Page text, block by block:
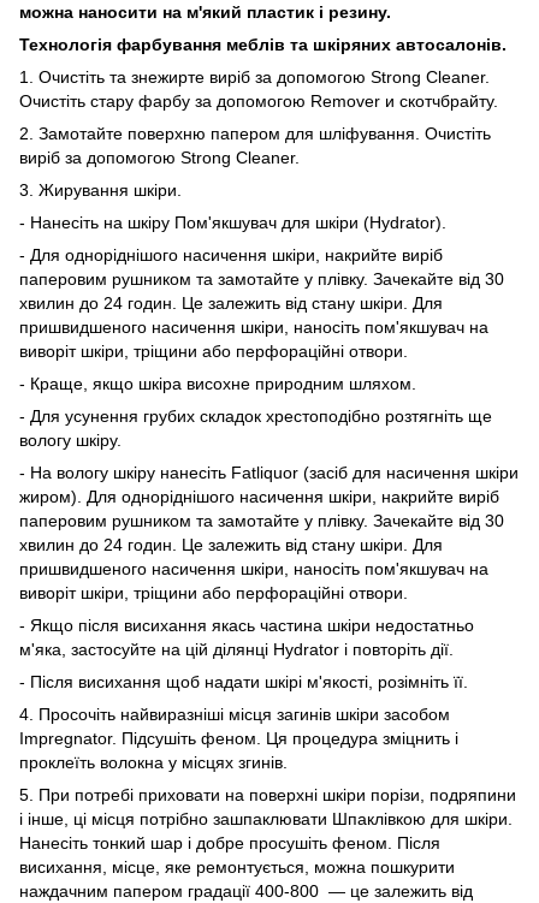
можна наносити на м'який пластик і резину.
Технологія фарбування меблів та шкіряних автосалонів.
1. Очистіть та знежирте виріб за допомогою Strong Cleaner.
Очистіть стару фарбу за допомогою Remover и скотчбрайту.
2. Замотайте поверхню папером для шліфування. Очистіть
виріб за допомогою Strong Cleaner.
3. Жирування шкіри.
- Нанесіть на шкіру Пом'якшувач для шкіри (Hydrator).
- Для одноріднішого насичення шкіри, накрийте виріб
паперовим рушником та замотайте у плівку. Зачекайте від 30
хвилин до 24 годин. Це залежить від стану шкіри. Для
пришвидшеного насичення шкіри, наносіть пом'якшувач на
виворіт шкіри, тріщини або перфораційні отвори.
- Краще, якщо шкіра висохне природним шляхом.
- Для усунення грубих складок хрестоподібно розтягніть ще
вологу шкіру.
- На вологу шкіру нанесіть Fatliquor (засіб для насичення шкіри
жиром). Для одноріднішого насичення шкіри, накрийте виріб
паперовим рушником та замотайте у плівку. Зачекайте від 30
хвилин до 24 годин. Це залежить від стану шкіри. Для
пришвидшеного насичення шкіри, наносіть пом'якшувач на
виворіт шкіри, тріщини або перфораційні отвори.
- Якщо після висихання якась частина шкіри недостатньо
м'яка, застосуйте на цій ділянці Hydrator і повторіть дії.
- Після висихання щоб надати шкірі м'якості, розімніть її.
4. Просочіть найвиразніші місця загинів шкіри засобом
Impregnator. Підсушіть феном. Ця процедура зміцнить і
проклеїть волокна у місцях згинів.
5. При потребі приховати на поверхні шкіри порізи, подряпини
і інше, ці місця потрібно зашпаклювати Шпаклівкою для шкіри.
Нанесіть тонкий шар і добре просушіть феном. Після
висихання, місце, яке ремонтується, можна пошкурити
наждачним папером градації 400-800 — це залежить від